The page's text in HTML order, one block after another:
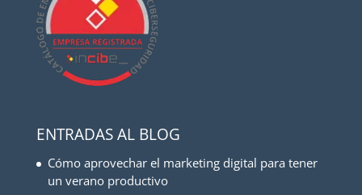
ENTRADAS AL BLOG
Cómo aprovechar el marketing digital para tener
un verano productivo